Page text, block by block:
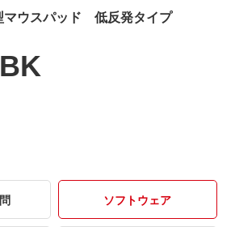
マウスパッド 低反発タイプ
ソフトウェア